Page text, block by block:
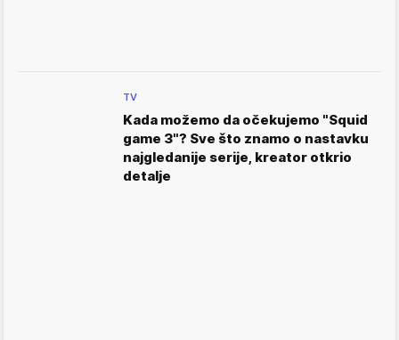
TV
Kada možemo da očekujemo "Squid
game 3"? Sve što znamo o nastavku
najgledanije serije, kreator otkrio
detalje